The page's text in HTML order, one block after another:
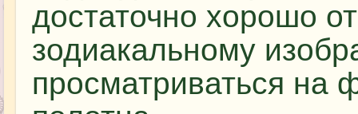
достаточно хорошо
зодиакальному
просматриваться на